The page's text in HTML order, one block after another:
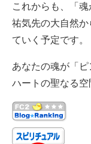
これからも、「魂
祐気先の大自然
ていく予定です。
あなたの魂が「ピ
ハートの聖なる